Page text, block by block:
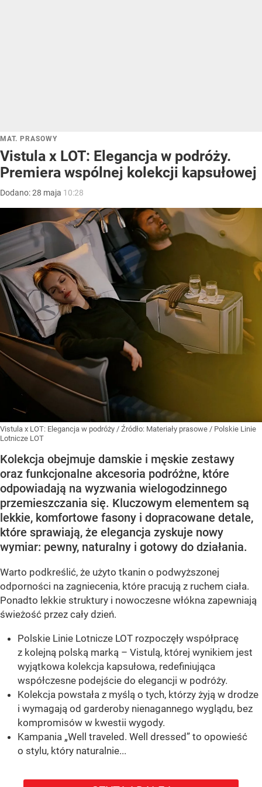
MAT. PRASOWY
Vistula x LOT: Elegancja w podróży.
Premiera wspólnej kolekcji kapsułowej
Dodano:28 maja 10:28
Vistula x LOT: Elegancja w podróży / Źródło: Materiały prasowe / Polskie Linie
Lotnicze LOT
Kolekcja obejmuje damskie i męskie zestawy
oraz funkcjonalne akcesoria podróżne, które
odpowiadają na wyzwania wielogodzinnego
przemieszczania się. Kluczowym elementem są
lekkie, komfortowe fasony i dopracowane detale,
które sprawiają, że elegancja zyskuje nowy
wymiar: pewny, naturalny i gotowy do działania.
Warto podkreślić, że użyto tkanin o podwyższonej
odporności na zagniecenia, które pracują z ruchem ciała.
Ponadto lekkie struktury i nowoczesne włókna zapewniają
świeżość przez cały dzień.
Polskie Linie Lotnicze LOT rozpoczęły współpracę
z kolejną polską marką – Vistulą, której wynikiem jest
wyjątkowa kolekcja kapsułowa, redefiniująca
współczesne podejście do elegancji w podróży.
Kolekcja powstała z myślą o tych, którzy żyją w drodze
i wymagają od garderoby nienagannego wyglądu, bez
kompromisów w kwestii wygody.
Kampania „Well traveled. Well dressed” to opowieść
o stylu, który naturalnie...